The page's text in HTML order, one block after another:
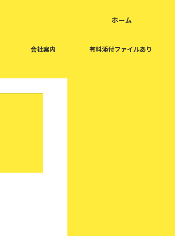
ホーム
会社案内 有料添付ファイルあり